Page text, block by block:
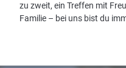
zu zweit, ein Treffen mit
Familie – bei uns bist du